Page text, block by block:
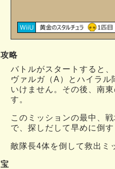
攻略
バトルがスタートすると
ヴァルガ（A）とハイラ
いけません。その後、南
す。
このミッションの最中、
で、探しだして早めに倒
敵隊長4体を倒して救出ミ
宝